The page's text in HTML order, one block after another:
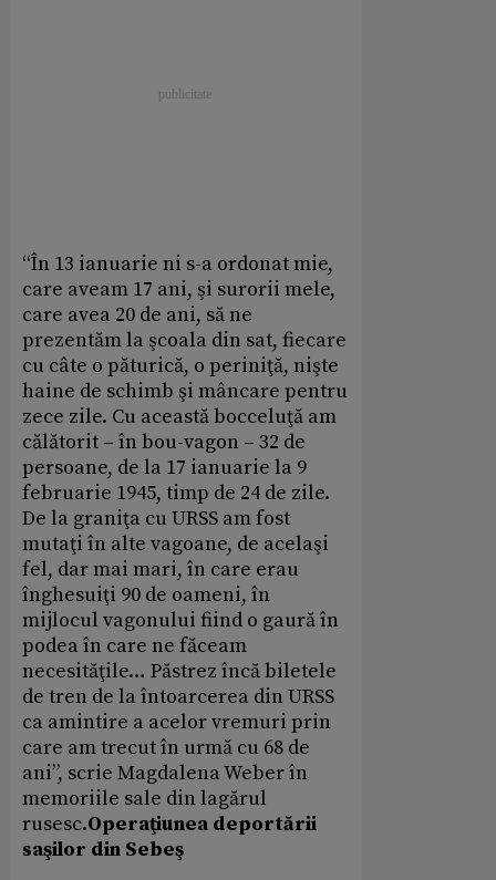
“În 13 ianuarie ni s-a ordonat mie,
care aveam 17 ani, şi surorii mele,
care avea 20 de ani, să ne
prezentăm la şcoala din sat, fiecare
cu câte o păturică, o periniţă, nişte
haine de schimb şi mâncare pentru
zece zile. Cu această bocceluţă am
călătorit – în bou-vagon – 32 de
persoane, de la 17 ianuarie la 9
februarie 1945, timp de 24 de zile.
De la graniţa cu URSS am fost
mutaţi în alte vagoane, de acelaşi
fel, dar mai mari, în care erau
înghesuiţi 90 de oameni, în
mijlocul vagonului fiind o gaură în
podea în care ne făceam
necesităţile… Păstrez încă biletele
de tren de la întoarcerea din URSS
ca amintire a acelor vremuri prin
care am trecut în urmă cu 68 de
ani”, scrie Magdalena Weber în
memoriile sale din lagărul
rusesc.Operaţiunea deportării
saşilor din Sebeş